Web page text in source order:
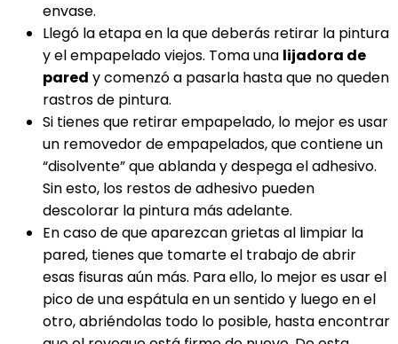
envase.
Llegó la etapa en la que deberás retirar la pintura
y el empapelado viejos. Toma una lijadora de
pared y comenzó a pasarla hasta que no queden
rastros de pintura.
Si tienes que retirar empapelado, lo mejor es usar
un removedor de empapelados, que contiene un
“disolvente” que ablanda y despega el adhesivo.
Sin esto, los restos de adhesivo pueden
descolorar la pintura más adelante.
En caso de que aparezcan grietas al limpiar la
pared, tienes que tomarte el trabajo de abrir
esas fisuras aún más. Para ello, lo mejor es usar el
pico de una espátula en un sentido y luego en el
otro, abriéndolas todo lo posible, hasta encontrar